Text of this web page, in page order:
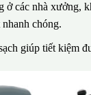
ở các nhà xưởng,
chóng.
giúp tiết kiệm